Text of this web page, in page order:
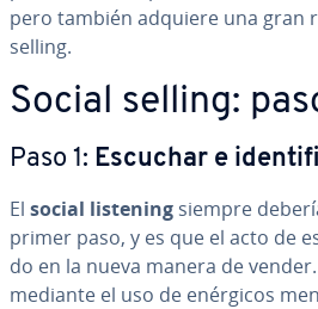
pero también adquiere una gran
selling.
Social selling:
Paso 1: Escuchar e
El social listening siempre
primer paso, y es que el acto de
do en la nueva manera de
mediante el uso de enérgicos